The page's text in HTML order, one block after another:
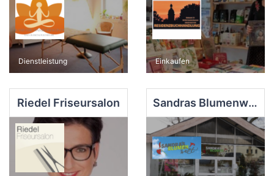
Dienstleistung Einkaufen
Riedel Friseursalon Sandras Blumenwelt Inh. Sandra Dörre